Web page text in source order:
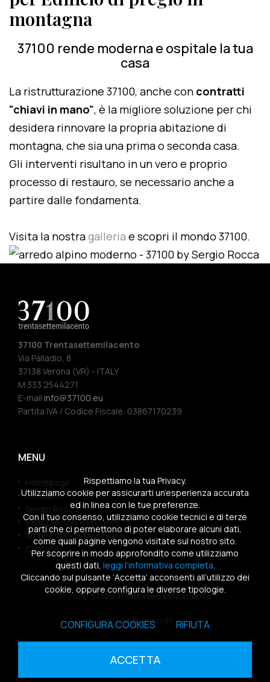
montagna
37100 rende moderna e ospitale la tua
casa
La ristrutturazione 37100, anche con contratti
"chiavi in mano", è la migliore soluzione per chi
desidera rinnovare la propria abitazione di
montagna, che sia una prima o seconda casa.
Gli interventi risultano in un vero e proprio
processo di restauro, se necessario anche a
partire dalle fondamenta.
Visita la nostragalleria e scopri il mondo 37100.
37100 Trentasettemilacento
Via Palladio, 8
37138 Verona (VR) - ITALY
M 333 2544271
E-mail info@37100.eu
Partita IVA / Codice Fiscale: 03867170239
MENU
Homepage
Chi siamo
Sergio Rocca
Realizzazioni e Progetti
Architettura di Montagna
Contatti
© 202637100 Trentasettemilacento
Tutti i diritti riservati
Sitemap|Privacy Policy|Cookies Policy
Rispettiamo la tua Privacy.
Utilizziamo cookie per assicurarti un’esperienza accurata
ed in linea con le tue preferenze.
Con il tuo consenso, utilizziamo cookie tecnici e di terze
parti che ci permettono di poter elaborare alcuni dati,
come quali pagine vengono visitate sul nostro sito.
Per scoprire in modo approfondito come utilizziamo
questi dati, leggi l’informativa completa.
Cliccando sul pulsante ‘Accetta’ acconsenti all’utilizzo dei
cookie, oppure configura le diverse tipologie.
CONFIGURA COOKIES RIFIUTA
ACCETTA